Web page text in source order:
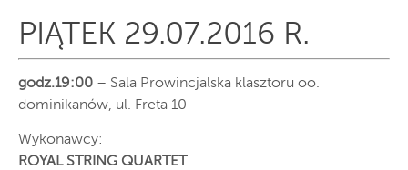
PIĄTEK 29.07.2016 R.
godz.19:00 – Sala Prowincjalska klasztoru oo.
dominikanów, ul. Freta 10
Wykonawcy:
ROYAL STRING QUARTET